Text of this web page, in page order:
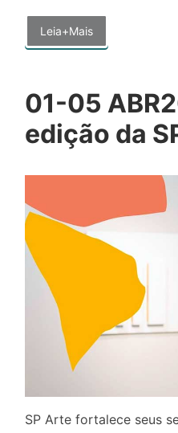
Leia+Mais
01-05
edição da
SP Arte fortalece seus